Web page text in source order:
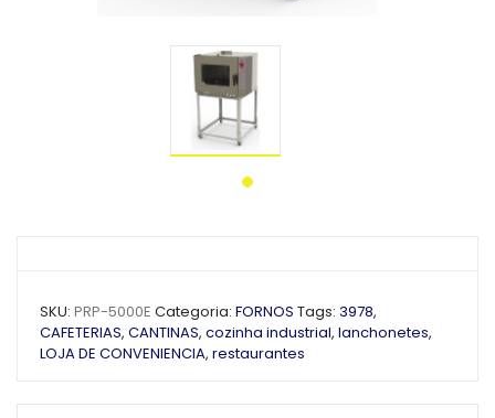
SKU: PRP-5000E Categoria: FORNOS Tags: 3978,
CAFETERIAS, CANTINAS, cozinha industrial, lanchonetes,
LOJA DE CONVENIENCIA, restaurantes